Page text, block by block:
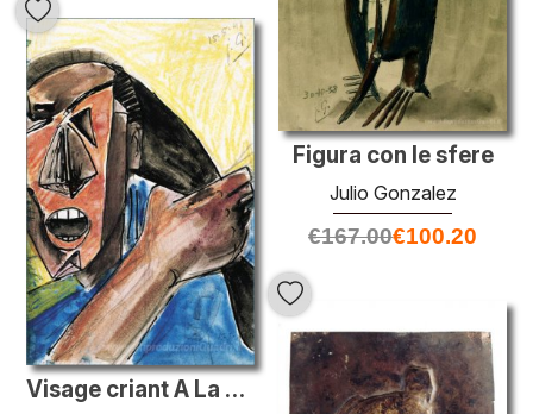
Figura con le sfere
Julio Gonzalez
€167.00€100.20
Visage criant A La Grande principale